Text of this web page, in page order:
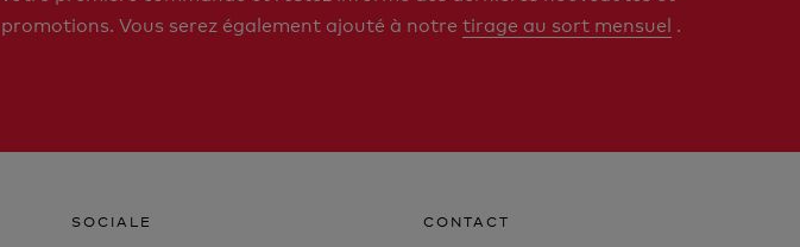
promotions. Vous serez également ajouté à notre tirage au sort mensuel .
SOCIALE CONTACT